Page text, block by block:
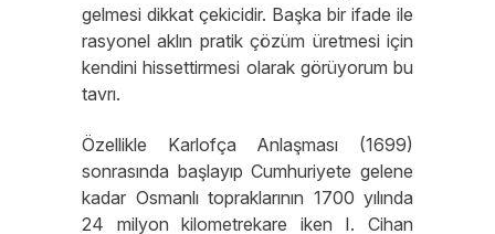
gelmesi dikkat çekicidir. Başka bir ifade ile
rasyonel aklın pratik çözüm üretmesi için
kendini hissettirmesi olarak görüyorum bu
tavrı.
Özellikle Karlofça Anlaşması (1699)
sonrasında başlayıp Cumhuriyete gelene
kadar Osmanlı topraklarının 1700 yılında
24 milyon kilometrekare iken I. Cihan